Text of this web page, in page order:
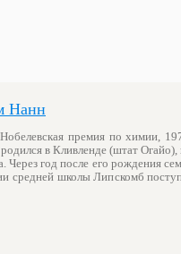
Нанн
премия по химии,
в Кливленде (штат
год после его рождения
средней школы Липскомб